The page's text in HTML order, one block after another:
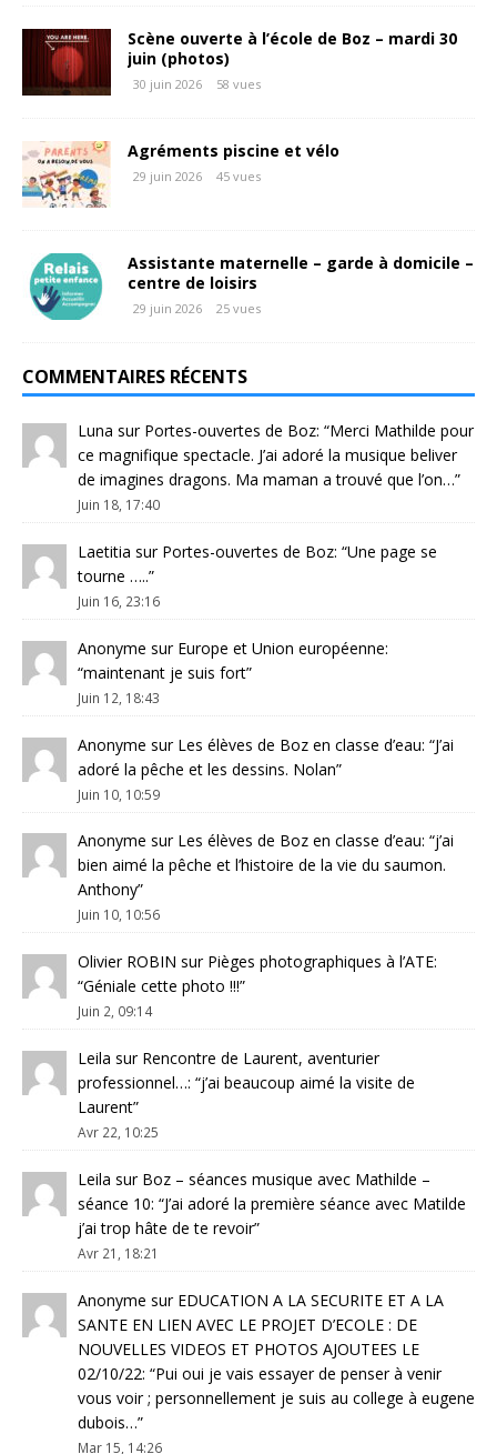
Scène ouverte à l’école de Boz – mardi 30
juin (photos)
30 juin 2026 58 vues
Agréments piscine et vélo
29 juin 2026 45 vues
Assistante maternelle – garde à domicile –
centre de loisirs
29 juin 2026 25 vues
COMMENTAIRES RÉCENTS
Luna sur Portes-ouvertes de Boz: “Merci Mathilde pour
ce magnifique spectacle. J’ai adoré la musique beliver
de imagines dragons. Ma maman a trouvé que l’on…”
Juin 18, 17:40
Laetitia sur Portes-ouvertes de Boz: “Une page se
tourne …..”
Juin 16, 23:16
Anonyme sur Europe et Union européenne:
“maintenant je suis fort”
Juin 12, 18:43
Anonyme sur Les élèves de Boz en classe d’eau: “J’ai
adoré la pêche et les dessins. Nolan”
Juin 10, 10:59
Anonyme sur Les élèves de Boz en classe d’eau: “j’ai
bien aimé la pêche et l’histoire de la vie du saumon.
Anthony”
Juin 10, 10:56
Olivier ROBIN sur Pièges photographiques à l’ATE:
“Géniale cette photo !!!”
Juin 2, 09:14
Leila sur Rencontre de Laurent, aventurier
professionnel…: “j’ai beaucoup aimé la visite de
Laurent”
Avr 22, 10:25
Leila sur Boz – séances musique avec Mathilde –
séance 10: “J’ai adoré la première séance avec Matilde
j’ai trop hâte de te revoir”
Avr 21, 18:21
Anonyme sur EDUCATION A LA SECURITE ET A LA
SANTE EN LIEN AVEC LE PROJET D’ECOLE : DE
NOUVELLES VIDEOS ET PHOTOS AJOUTEES LE
02/10/22: “Pui oui je vais essayer de penser à venir
vous voir ; personnellement je suis au college à eugene
dubois…”
Mar 15, 14:26